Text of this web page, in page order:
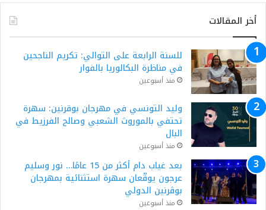
أخر المقالات
للسنة الرابعة على التوالي: تكريم الناجحين
في مناظرة البكالوريا بالفوار
منذ أسبوعين
وليد التونسي في مهرجان بوقرنين: سهرة
تحتفي بالموروث الشعبي وصالح الفرزيط في
البال
منذ أسبوعين
بعد غياب دام أكثر من 15 عامًا… نور وسليم
عرجون يوقّعان سهرة استثنائية بمهرجان
بوڨرنين الدولي
منذ أسبوعين